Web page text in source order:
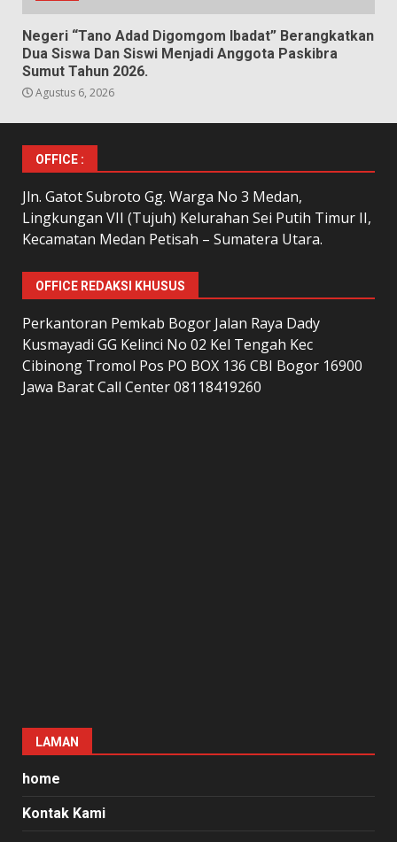
Negeri “Tano Adad Digomgom Ibadat” Berangkatkan
Dua Siswa Dan Siswi Menjadi Anggota Paskibra
Sumut Tahun 2026.
Agustus 6, 2026
OFFICE :
Jln. Gatot Subroto Gg. Warga No 3 Medan,
Lingkungan VII (Tujuh) Kelurahan Sei Putih Timur II,
Kecamatan Medan Petisah – Sumatera Utara.
OFFICE REDAKSI KHUSUS
Perkantoran Pemkab Bogor Jalan Raya Dady
Kusmayadi GG Kelinci No 02 Kel Tengah Kec
Cibinong Tromol Pos PO BOX 136 CBI Bogor 16900
Jawa Barat Call Center 08118419260
LAMAN
home
Kontak Kami